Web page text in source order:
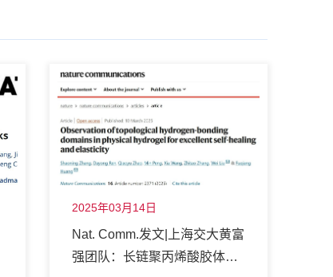
2025年03月14日
Nat. Comm.发文|上海交大黄富
强团队：长链聚丙烯酸胶体实